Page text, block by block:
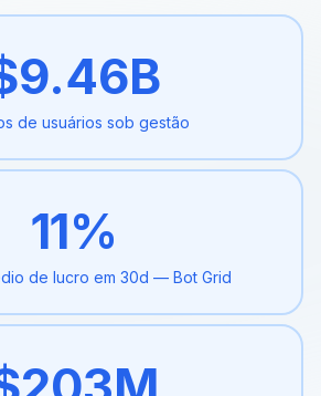
9.46B
de usuários sob gestão
11%
de lucro em 30d — Bot Grid